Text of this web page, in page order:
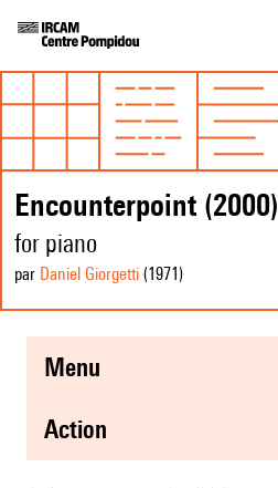
Encounterpoint (2000)
for piano
par Daniel Giorgetti (1971 )
menu
action